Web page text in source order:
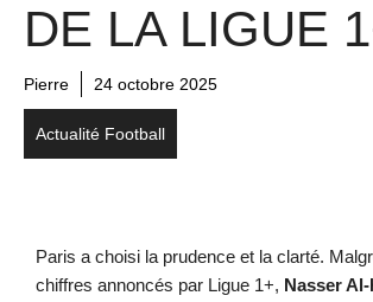
DE LA LIGUE
Pierre 24 octobre 2025
Actualité Football
Paris a choisi la prudence et la clarté.
chiffres annoncés par Ligue 1+, Nasser